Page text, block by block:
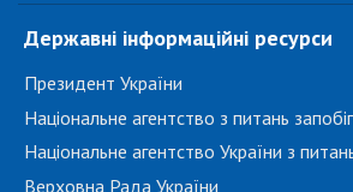
Державні інформаційні ресурси
Президент України
Національне агентство з питань
Національне агентство України з
Верховна Рада України